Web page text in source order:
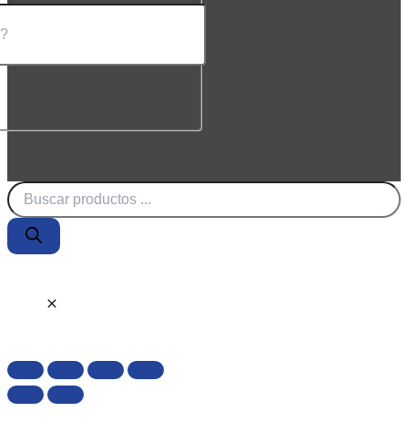
Búsqueda
de
productos